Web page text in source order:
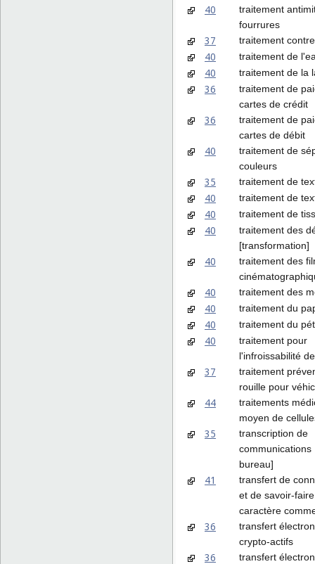
40
traitement
fourrures
37 traitement
40 traitement de
40 traitement de la
36
traitement de
cartes de crédit
36
traitement de
cartes de débit
40
traitement de
couleurs
35 traitement de
40 traitement de
40 traitement de
40
traitement des
[transformation]
40
traitement des
40 traitement des
40 traitement du
40 traitement du
40
traitement pour
l'infroissabilité
37
traitement
rouille pour
44
traitements
moyen de
35
transcription de
communications
bureau]
41
transfert de
et de savoir-
caractère
36
transfert
crypto-actifs
36 transfert